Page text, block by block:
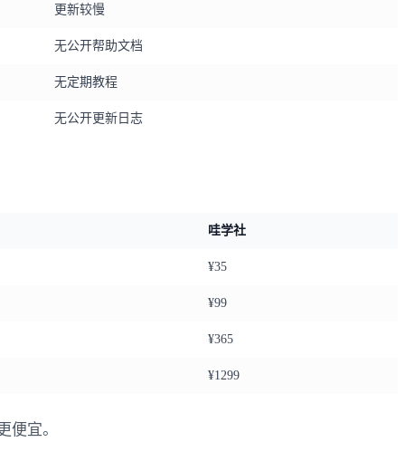
更新较慢
无公开帮助文档
无定期教程
无公开更新日志
哇学社
¥35
¥99
¥365
¥1299
便宜。